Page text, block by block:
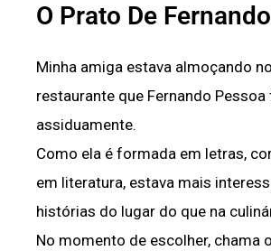
O Prato De
Minha amiga estava almoçando
restaurante que Fernando
assiduamente.
Como ela é formada em letras,
em literatura, estava mais
histórias do lugar do que na
No momento de escolher, chama